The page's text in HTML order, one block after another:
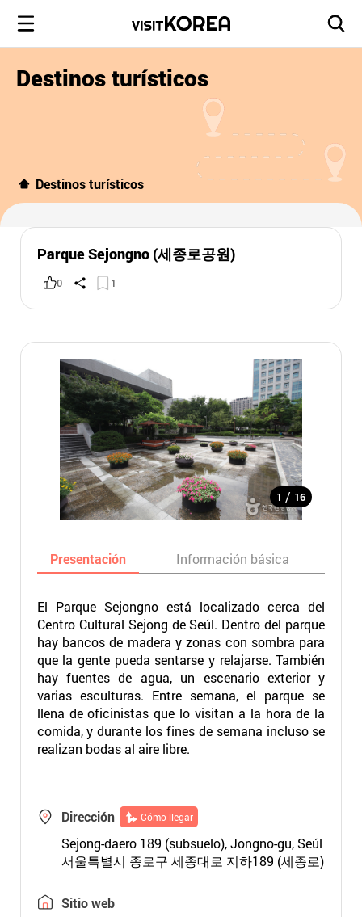
Destinos turísticos
Destinos turísticos
Parque Sejongno (세종로공원)
0 1
1 / 16
Presentación Información básica
El Parque Sejongno está localizado cerca del
Centro Cultural Sejong de Seúl. Dentro del parque
hay bancos de madera y zonas con sombra para
que la gente pueda sentarse y relajarse. También
hay fuentes de agua, un escenario exterior y
varias esculturas. Entre semana, el parque se
llena de oficinistas que lo visitan a la hora de la
comida, y durante los fines de semana incluso se
realizan bodas al aire libre.
Dirección Cómo llegar
Sejong-daero 189 (subsuelo), Jongno-gu, Seúl
서울특별시 종로구 세종대로 지하189 (세종로)
Sitio web